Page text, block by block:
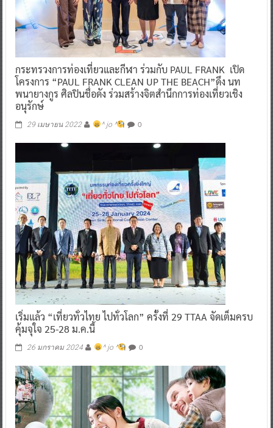
กระทรวงการท่องเที่ยวและกีฬา ร่วมกับ PAUL FRANK เปิด
โครงการ “PAUL FRANK CLEAN UP THE BEACH”ดึง นท
พนายางกูร ศิลปินชื่อดัง ร่วมสร้างจิตสำนึกการท่องเที่ยวเชิง
29 เมษายน 2022
เริ่มแล้ว “เที่ยวทั่วไทย ไปทั่วโลก” ครั้งที่ 29 TTAA จัดเต็มครบ
26 มกราคม 2024 ^ jo ^ 0